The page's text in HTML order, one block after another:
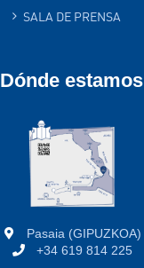
SALA DE PRENSA
Dónde estamos
Pasaia (GIPUZKOA)
+34 619 814 225